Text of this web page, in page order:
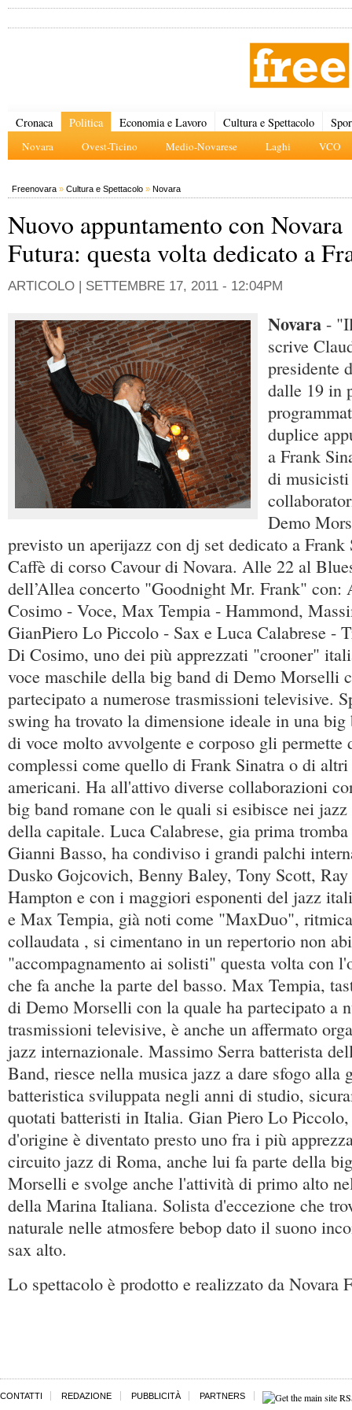
Cronaca Politica
Novara Ovest-Ticino Medio-Novarese Laghi VCO
Economia e Lavoro Cultura e Spettacolo
Freenovara » Cultura e Spettacolo » Novara
Nuovo appuntamento con Novara
Futura: questa volta dedicato a
ARTICOLO | SETTEMBRE 17, 2011 - 12:04PM
Novara -
scrive
presidente
dalle 19 in
duplice
a Frank
di
Demo
previsto un aperijazz con dj set dedicato a
Caffè di corso Cavour di Novara. Alle 22 al
dell’Allea concerto "Goodnight Mr. Frank" con:
Cosimo - Voce, Max Tempia - Hammond,
GianPiero Lo Piccolo - Sax e Luca Calabrese -
Di Cosimo, uno dei più apprezzati "crooner"
voce maschile della big band di Demo Morselli
partecipato a numerose trasmissioni televisive.
swing ha trovato la dimensione ideale in una
di voce molto avvolgente e corposo gli permette
complessi come quello di Frank Sinatra o di
americani. Ha all'attivo diverse collaborazioni
big band romane con le quali si esibisce nei
della capitale. Luca Calabrese, gia prima
Gianni Basso, ha condiviso i grandi palchi
Dusko Gojcovich, Benny Baley, Tony Scott,
Hampton e con i maggiori esponenti del jazz
e Max Tempia, già noti come "MaxDuo",
collaudata , si cimentano in un repertorio non
"accompagnamento ai solisti" questa volta con
che fa anche la parte del basso. Max Tempia,
di Demo Morselli con la quale ha partecipato a
trasmissioni televisive, è anche un affermato
jazz internazionale. Massimo Serra batterista
Band, riesce nella musica jazz a dare sfogo alla
batteristica sviluppata negli anni di studio,
quotati batteristi in Italia. Gian Piero Lo
d'origine è diventato presto uno fra i più
circuito jazz di Roma, anche lui fa parte della
Morselli e svolge anche l'attività di primo alto
della Marina Italiana. Solista d'eccezione che
naturale nelle atmosfere bebop dato il suono
sax alto.
Lo spettacolo è prodotto e realizzato da Novara
CONTATTI REDAZIONE PUBBLICITÀ PARTNERS